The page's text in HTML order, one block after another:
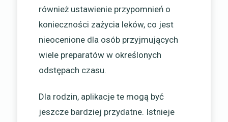
również ustawienie przypomnień o
konieczności zażycia leków, co jest
nieocenione dla osób przyjmujących
wiele preparatów w określonych
odstępach czasu.
Dla rodzin, aplikacje te mogą być
jeszcze bardziej przydatne. Istnieje